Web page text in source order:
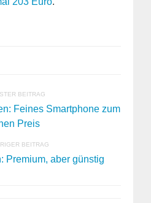
BEITRAG
Feines Smartphone zum
Preis
BEITRAG
Premium, aber günstig